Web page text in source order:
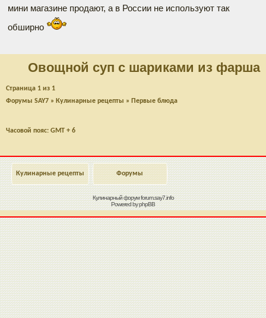
мини магазине продают, а в России не используют так
обширно
Овощной суп с шариками из фарша
Страница 1 из 1
Форумы SAY7 » Кулинарные рецепты » Первые блюда
Часовой пояс: GMT + 6
Кулинарные рецепты Форумы
Кулинарный форумforum.say7.info
Powered byphpBB